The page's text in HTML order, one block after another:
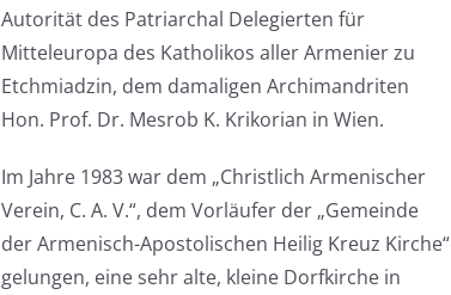
Autorität des Patriarchal Delegierten für
Mitteleuropa des Katholikos aller Armenier zu
Etchmiadzin, dem damaligen Archimandriten
Hon. Prof. Dr. Mesrob K. Krikorian in Wien.
Im Jahre 1983 war dem „Christlich Armenischer
Verein, C. A. V.“, dem Vorläufer der „Gemeinde
der Armenisch-Apostolischen Heilig Kreuz Kirche“
gelungen, eine sehr alte, kleine Dorfkirche in